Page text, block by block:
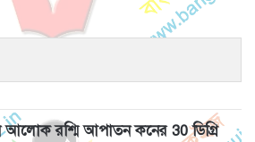
রশ্মি আপাতন কনের 30 ডিগ্রি